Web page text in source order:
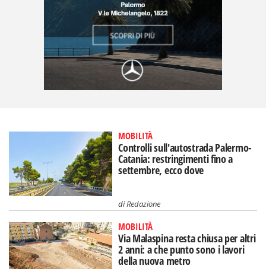
MOBILITÀ
Controlli sull'autostrada Palermo-
Catania: restringimenti fino a
settembre, ecco dove
diRedazione
MOBILITÀ
Via Malaspina resta chiusa per altri
2 anni: a che punto sono i lavori
della nuova metro